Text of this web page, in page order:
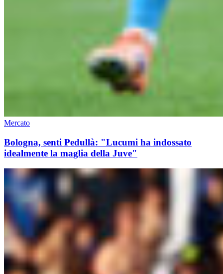
Mercato
Bologna, senti Pedullà: "Lucumi ha indossato
idealmente la maglia della Juve"